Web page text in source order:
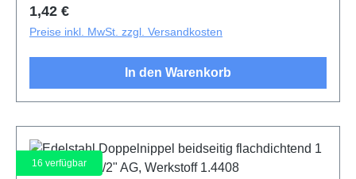
Regulärer Preis:
1,42 €
Preise inkl. MwSt. zzgl. Versandkosten
In den Warenkorb
16 verfügbar